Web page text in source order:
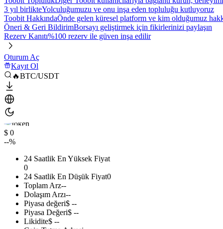
3 yıl birlikteYolculuğumuzu ve onu inşa eden topluluğu kutluyoruz
Toobit HakkındaÖnde gelen küresel platform ve kim olduğumuz
Öneri & Geri BildirimBorsayı geliştirmek için fikirlerinizi paylaşın
Rezerv Kanıtı%100 rezerv ile güven inşa edilir
Oturum Aç
Kayıt Ol
🔥BTC/USDT
$ 0
--%
24 Saatlik En Yüksek Fiyat
0
24 Saatlik En Düşük Fiyat0
Toplam Arz--
Dolaşım Arzı--
Piyasa değeri$ --
Piyasa Değeri$ --
Likidite$ --